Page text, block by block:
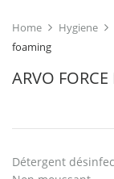
Home Hygiene
foaming
ARVO
Détergent